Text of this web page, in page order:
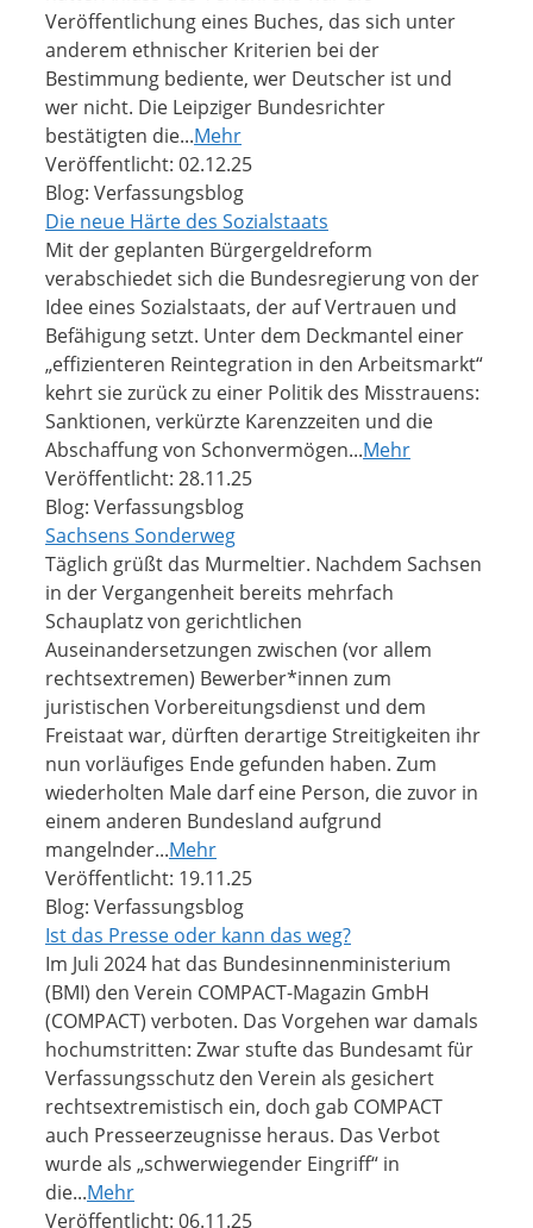
Veröffentlichung eines Buches, das sich unter
anderem ethnischer Kriterien bei der
Bestimmung bediente, wer Deutscher ist und
wer nicht. Die Leipziger Bundesrichter
bestätigten die...Mehr
Veröffentlicht: 02.12.25
Blog: Verfassungsblog
Die neue Härte des Sozialstaats
Mit der geplanten Bürgergeldreform
verabschiedet sich die Bundesregierung von der
Idee eines Sozialstaats, der auf Vertrauen und
Befähigung setzt. Unter dem Deckmantel einer
„effizienteren Reintegration in den Arbeitsmarkt“
kehrt sie zurück zu einer Politik des Misstrauens:
Sanktionen, verkürzte Karenzzeiten und die
Abschaffung von Schonvermögen...Mehr
Veröffentlicht: 28.11.25
Blog: Verfassungsblog
Sachsens Sonderweg
Täglich grüßt das Murmeltier. Nachdem Sachsen
in der Vergangenheit bereits mehrfach
Schauplatz von gerichtlichen
Auseinandersetzungen zwischen (vor allem
rechtsextremen) Bewerber*innen zum
juristischen Vorbereitungsdienst und dem
Freistaat war, dürften derartige Streitigkeiten ihr
nun vorläufiges Ende gefunden haben. Zum
wiederholten Male darf eine Person, die zuvor in
einem anderen Bundesland aufgrund
mangelnder...Mehr
Veröffentlicht: 19.11.25
Blog: Verfassungsblog
Ist das Presse oder kann das weg?
Im Juli 2024 hat das Bundesinnenministerium
(BMI) den Verein COMPACT-Magazin GmbH
(COMPACT) verboten. Das Vorgehen war damals
hochumstritten: Zwar stufte das Bundesamt für
Verfassungsschutz den Verein als gesichert
rechtsextremistisch ein, doch gab COMPACT
auch Presseerzeugnisse heraus. Das Verbot
wurde als „schwerwiegender Eingriff“ in
die...Mehr
Veröffentlicht: 06.11.25